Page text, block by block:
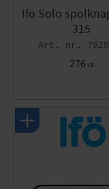
Ifö Solo
315
276 KR